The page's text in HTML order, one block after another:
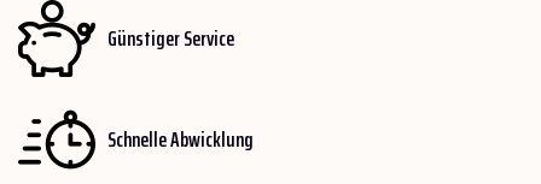
Günstiger Service
Schnelle Abwicklung